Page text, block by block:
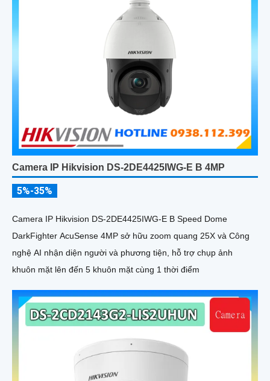
Camera IP Hikvision DS-2DE4425IWG-E B 4MP
5%-35%
Camera IP Hikvision DS-2DE4425IWG-E B Speed Dome
DarkFighter AcuSense 4MP sở hữu zoom quang 25X và Công
nghệ AI nhận diện người và phương tiện, hỗ trợ chụp ảnh
khuôn mặt lên đến 5 khuôn mặt cùng 1 thời điểm